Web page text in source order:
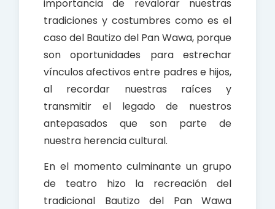
importancia de revalorar nuestras
tradiciones y costumbres como es el
caso del Bautizo del Pan Wawa, porque
son oportunidades para estrechar
vínculos afectivos entre padres e hijos,
al recordar nuestras raíces y
transmitir el legado de nuestros
antepasados que son parte de
nuestra herencia cultural.
En el momento culminante un grupo
de teatro hizo la recreación del
tradicional Bautizo del Pan Wawa